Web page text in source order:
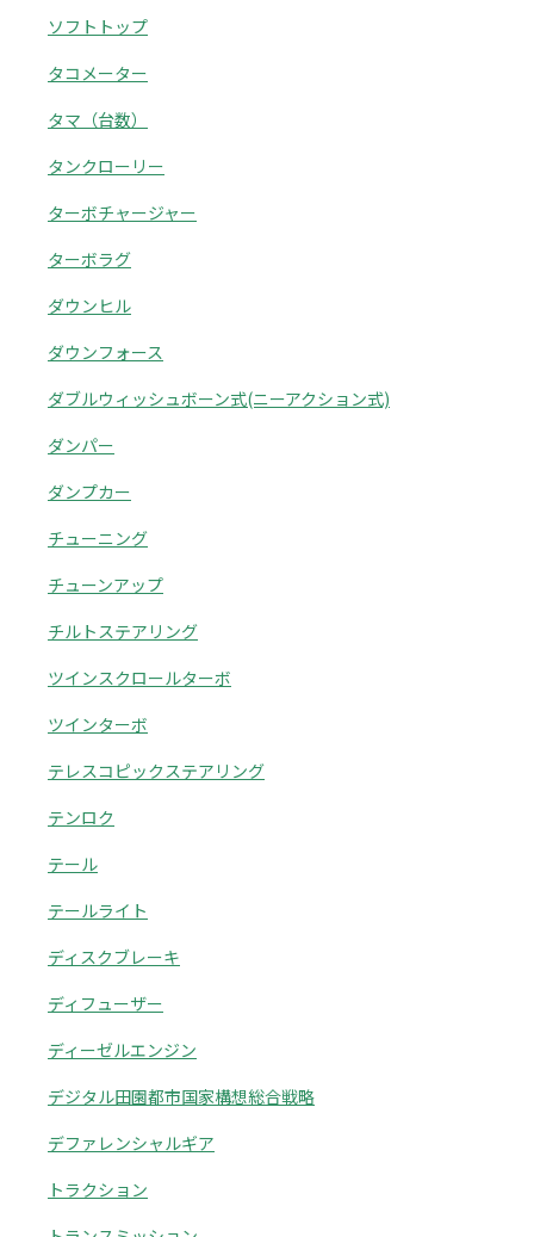
ソフトトップ
タコメーター
タマ（台数）
タンクローリー
ターボチャージャー
ターボラグ
ダウンヒル
ダウンフォース
ダブルウィッシュボーン式(ニーアクション式)
ダンパー
ダンプカー
チューニング
チューンアップ
チルトステアリング
ツインスクロールターボ
ツインターボ
テレスコピックステアリング
テンロク
テール
テールライト
ディスクブレーキ
ディフューザー
ディーゼルエンジン
デジタル田園都市国家構想総合戦略
デファレンシャルギア
トラクション